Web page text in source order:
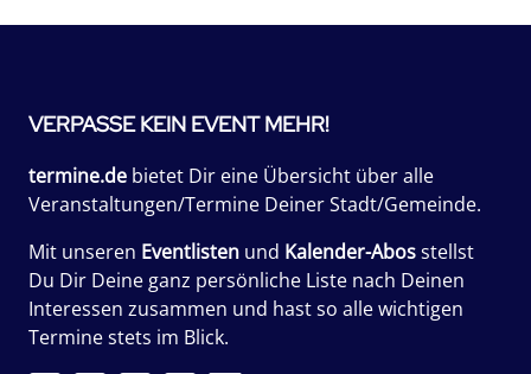
VERPASSE KEIN EVENT MEHR!
termine.de bietet Dir eine Übersicht über alle
Veranstaltungen/Termine Deiner Stadt/Gemeinde.
Mit unseren Eventlisten und Kalender-Abosstellst
Du Dir Deine ganz persönliche Liste nach Deinen
Interessen zusammen und hast so alle wichtigen
Termine stets im Blick.